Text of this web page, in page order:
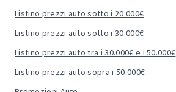
Listino prezzi auto sotto i 20.000€
Listino prezzi auto sotto i 30.000€
Listino prezzi auto tra i 30.000€ e i 50.000€
Listino prezzi auto sopra i 50.000€